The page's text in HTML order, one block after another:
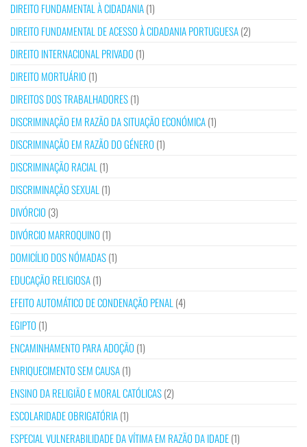
DIREITO FUNDAMENTAL À CIDADANIA(1)
DIREITO FUNDAMENTAL DE ACESSO À CIDADANIA PORTUGUESA(2)
DIREITO INTERNACIONAL PRIVADO (1)
DIREITO MORTUÁRIO (1)
DIREITOS DOS TRABALHADORES(1)
DISCRIMINAÇÃO EM RAZÃO DA SITUAÇÃO ECONÓMICA(1)
DISCRIMINAÇÃO EM RAZÃO DO GÉNERO (1)
DISCRIMINAÇÃO RACIAL (1)
DISCRIMINAÇÃO SEXUAL (1)
DIVÓRCIO (3)
DIVÓRCIO MARROQUINO (1)
DOMICÍLIO DOS NÓMADAS(1)
EDUCAÇÃO RELIGIOSA(1)
EFEITO AUTOMÁTICO DE CONDENAÇÃO PENAL (4)
EGIPTO (1)
ENCAMINHAMENTO PARA ADOÇÃO (1)
ENRIQUECIMENTO SEM CAUSA(1)
ENSINO DA RELIGIÃO E MORAL CATÓLICAS(2)
ESCOLARIDADE OBRIGATÓRIA(1)
ESPECIAL VULNERABILIDADE DA VÍTIMA EM RAZÃO DA IDADE(1)